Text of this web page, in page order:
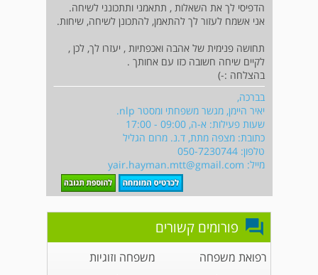
הדפיסי לך את השאלות , תתאמני ותתכונני לשיחה.
אני אשמח לעזור לך להתאמן, להתכונן לשיחה, שיחות.
תחושה פנימית של אהבה ואכפתיות , יעזרו לך, לכן ,
לקיים שיחה חשובה כזו עם אחותך .
בהצלחה :-)
בברכה,
יאיר היימן, מגשר משפחתי ומסטר nlp.
שעות פעילות: א-ה, 09:00 - 17:00
כתובת: מצפה מתת, ד.נ. מרום הגליל
טלפון: 050-7230744
מייל: yair.hayman.mtt@gmail.com
פורומים קשורים
רפואת משפחה
משפחה וזוגיות